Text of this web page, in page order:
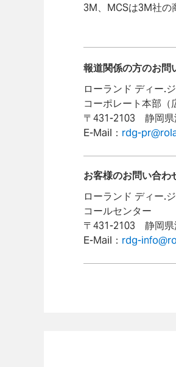
3M、MCSは3M社の
報道関係の方のお問
ローランド ディー.
コーポレート本部（
〒431-2103 静岡
E-Mail： rdg-
お客様のお問い合わ
ローランド ディー.
コールセンター
〒431-2103 静岡
E-Mail： rdg-